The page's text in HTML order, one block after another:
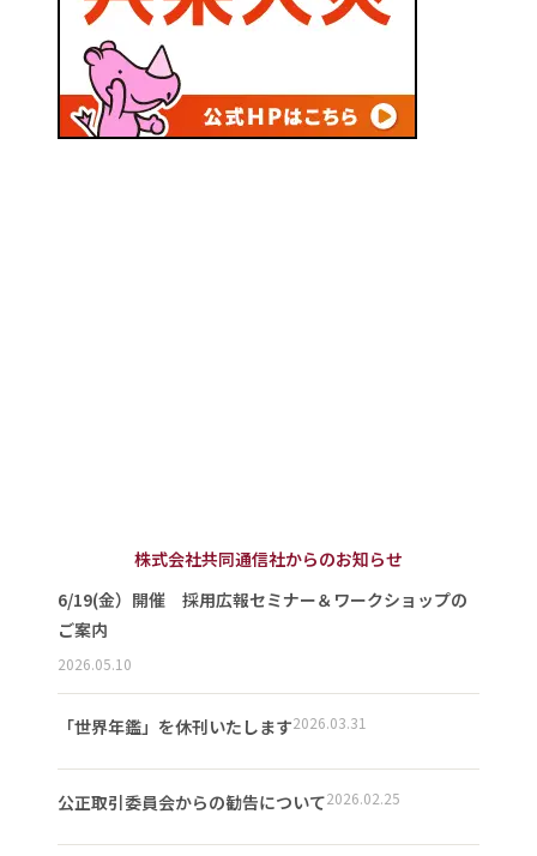
株式会社共同通信社からのお知らせ
6/19(金）開催 採用広報セミナー＆ワークショップの
ご案内
2026.05.10
「世界年鑑」を休刊いたします2026.03.31
公正取引委員会からの勧告について2026.02.25